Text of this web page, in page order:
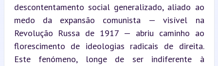
descontentamento social generalizado, aliado ao
medo da expansão comunista — visível na
Revolução Russa de 1917 — abriu caminho ao
florescimento de ideologias radicais de direita.
Este fenómeno, longe de ser indiferente à